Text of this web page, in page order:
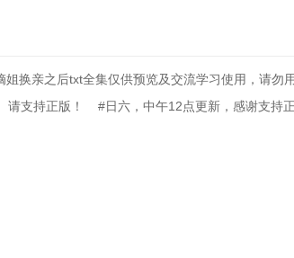
换亲之后txt全集仅供预览及交流学习使用，请勿
支持正版！    #日六，中午12点更新，感谢支持